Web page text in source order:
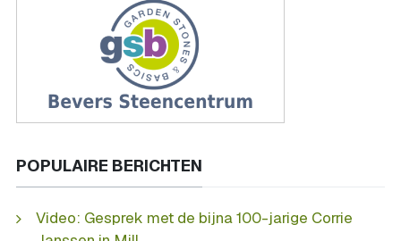
POPULAIRE BERICHTEN
Video: Gesprek met de bijna 100-jarige Corrie